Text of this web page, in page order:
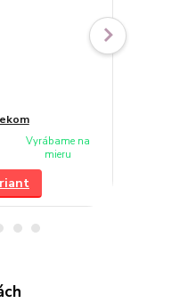
Vyrábame na
mieru